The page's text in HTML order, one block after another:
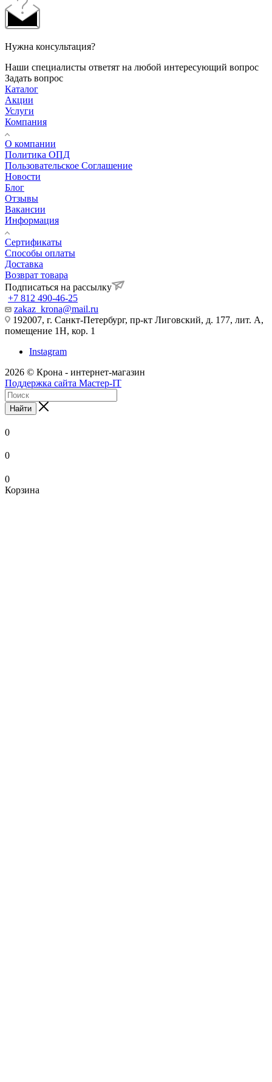
Нужна консультация?
Наши специалисты ответят на любой интересующий вопрос
Задать вопрос
Каталог
Акции
Услуги
Компания
О компании
Политика ОПД
Пользовательское Соглашение
Новости
Блог
Отзывы
Вакансии
Информация
Сертификаты
Способы оплаты
Доставка
Возврат товара
Подписаться на рассылку
+7 812 490-46-25
zakaz_krona@mail.ru
192007, г. Санкт-Петербург, пр-кт Лиговский, д. 177, лит. А,
помещение 1Н, кор. 1
Instagram
2026 © Крона - интернет-магазин
Поддержка сайта Мастер-IT
Найти
0
0
0
Корзина